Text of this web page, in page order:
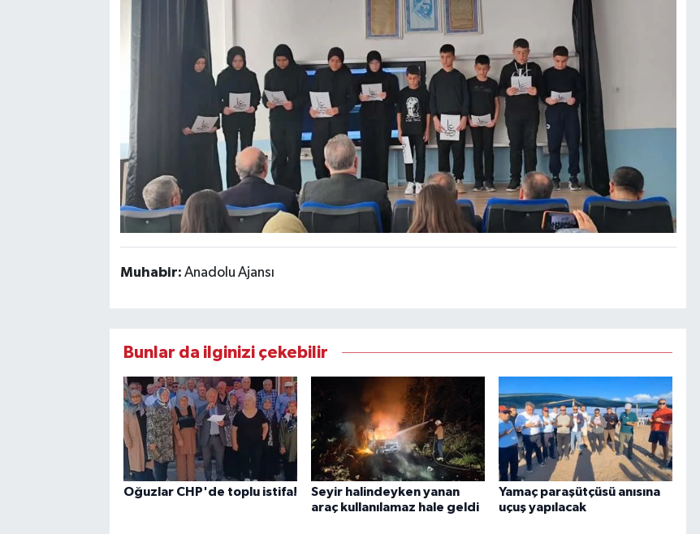
Muhabir: Anadolu Ajansı
Bunlar da ilginizi çekebilir
Oğuzlar CHP'de toplu istifa!
Seyir halindeyken yanan
araç kullanılamaz hale geldi
Yamaç paraşütçüsü anısına
uçuş yapılacak